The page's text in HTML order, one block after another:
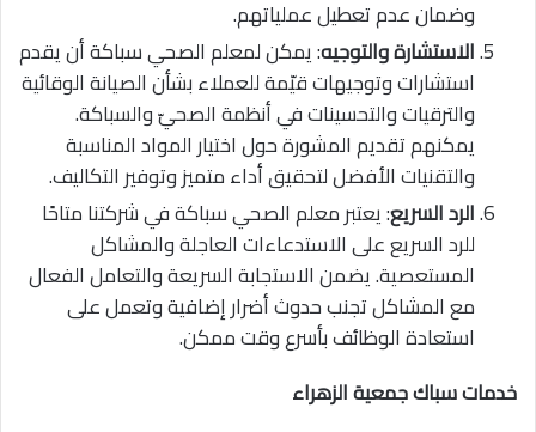
وضمان عدم تعطيل عملياتهم.
الاستشارة والتوجيه: يمكن لمعلم الصحي سباكة أن يقدم
استشارات وتوجيهات قيّمة للعملاء بشأن الصيانة الوقائية
والترقيات والتحسينات في أنظمة الصحيّ والسباكة.
يمكنهم تقديم المشورة حول اختيار المواد المناسبة
والتقنيات الأفضل لتحقيق أداء متميز وتوفير التكاليف.
الرد السريع: يعتبر معلم الصحي سباكة في شركتنا متاحًا
للرد السريع على الاستدعاءات العاجلة والمشاكل
المستعصية. يضمن الاستجابة السريعة والتعامل الفعال
مع المشاكل تجنب حدوث أضرار إضافية وتعمل على
استعادة الوظائف بأسرع وقت ممكن.
خدمات سباك جمعية الزهراء